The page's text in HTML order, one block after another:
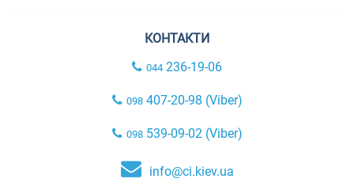
КОНТАКТИ
044 236-19-06
098407-20-98 (Viber)
098539-09-02 (Viber)
info@ci.kiev.ua